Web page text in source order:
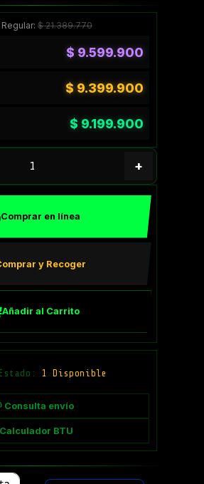
Regular:$21.389.770
$ 9.599.900
$ 9.399.900
$ 9.199.900
+
Comprar en línea
y Recoger
Añadir al Carrito
Estado: 1 Disponible
Consulta envío
BTU